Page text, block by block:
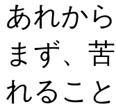
あれか
まず、
れるこ